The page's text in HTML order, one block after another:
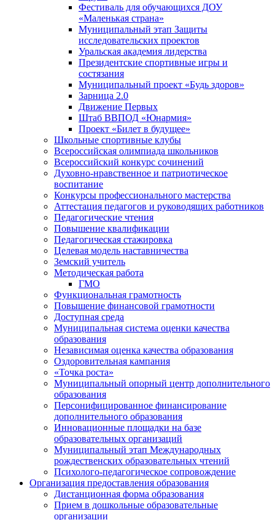
Фестиваль для обучающихся ДОУ
«Маленькая страна»
Муниципальный этап Защиты
исследовательских проектов
Уральская академия лидерства
Президентские спортивные игры и
состязания
Муниципальный проект «Будь здоров»
Зарница 2.0
Движение Первых
Штаб ВВПОД «Юнармия»
Проект «Билет в будущее»
Школьные спортивные клубы
Всероссийская олимпиада школьников
Всероссийский конкурс сочинений
Духовно-нравственное и патриотическое
воспитание
Конкурсы профессионального мастерства
Аттестация педагогов и руководящих работников
Педагогические чтения
Повышение квалификации
Педагогическая стажировка
Целевая модель наставничества
Земский учитель
Методическая работа
ГМО
Функциональная грамотность
Повышение финансовой грамотности
Доступная среда
Муниципальная система оценки качества
образования
Независимая оценка качества образования
Оздоровительная кампания
«Точка роста»
Муниципальный опорный центр дополнительного
образования
Персонифицированное финансирование
дополнительного образования
Инновационные площадки на базе
образовательных организаций
Муниципальный этап Международных
рождественских образовательных чтений
Психолого-педагогическое сопровождение
Организация предоставления образования
Дистанционная форма образования
Прием в дошкольные образовательные
организации